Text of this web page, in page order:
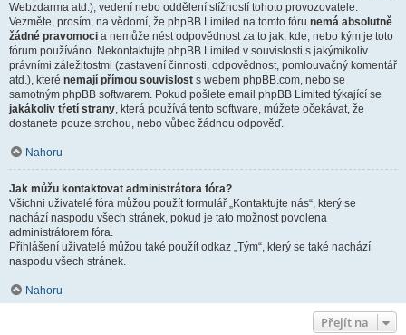
Webzdarma atd.), vedení nebo oddělení stížností tohoto provozovatele.
Vezměte, prosím, na vědomí, že phpBB Limited na tomto fóru nemá absolutně
žádné pravomoci a nemůže nést odpovědnost za to jak, kde, nebo kým je toto
fórum používáno. Nekontaktujte phpBB Limited v souvislosti s jakýmikoliv
právními záležitostmi (zastavení činnosti, odpovědnost, pomlouvačný komentář
atd.), které nemají přímou souvislost s webem phpBB.com, nebo se
samotným phpBB softwarem. Pokud pošlete email phpBB Limited týkající se
jakákoliv třetí strany, která používá tento software, můžete očekávat, že
dostanete pouze strohou, nebo vůbec žádnou odpověď.
Nahoru
Jak můžu kontaktovat administrátora fóra?
Všichni uživatelé fóra můžou použít formulář „Kontaktujte nás“, který se
nachází naspodu všech stránek, pokud je tato možnost povolena
administrátorem fóra.
Přihlášení uživatelé můžou také použít odkaz „Tým“, který se také nachází
naspodu všech stránek.
Nahoru
Přejít na